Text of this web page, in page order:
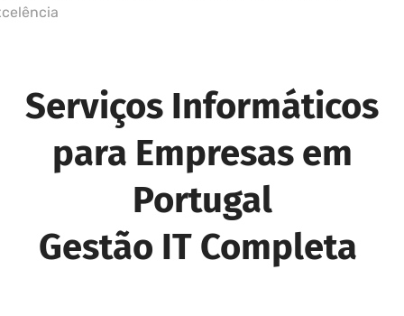
Serviços Informáticos
para Empresas em
Portugal
Gestão IT Completa